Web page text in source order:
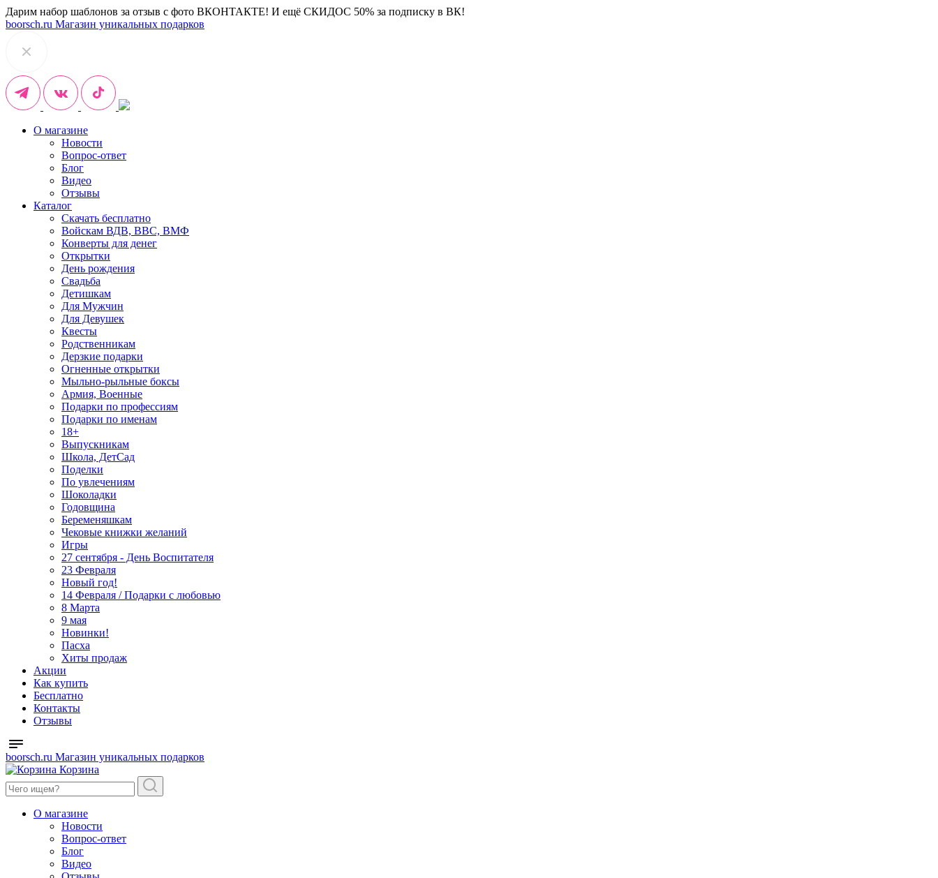
Дарим набор шаблонов за отзыв с фото ВКОНТАКТЕ! И ещё СКИДОС 50% за подписку в ВК!
boorsch.ru Магазин уникальных подарков
О магазине
Новости
Вопрос-ответ
Блог
Видео
Отзывы
Каталог
Скачать бесплатно
Войскам ВДВ, ВВС, ВМФ
Конверты для денег
Открытки
День рождения
Свадьба
Детишкам
Для Мужчин
Для Девушек
Квесты
Родственникам
Дерзкие подарки
Огненные открытки
Мыльно-рыльные боксы
Армия, Военные
Подарки по профессиям
Подарки по именам
18+
Выпускникам
Школа, ДетСад
Поделки
По увлечениям
Шоколадки
Годовщина
Беременяшкам
Чековые книжки желаний
Игры
27 сентября - День Воспитателя
23 Февраля
Новый год!
14 Февраля / Подарки с любовью
8 Марта
9 мая
Новинки!
Пасха
Хиты продаж
Акции
Как купить
Бесплатно
Контакты
Отзывы
boorsch.ru Магазин уникальных подарков
Корзина
О магазине
Новости
Вопрос-ответ
Блог
Видео